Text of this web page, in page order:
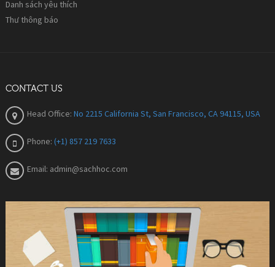
Danh sách yêu thích
Thư thông báo
CONTACT US
Head Office: No 2215 California St, San Francisco, CA 94115, USA
Phone: (+1) 857 219 7633
Email: admin@sachhoc.com